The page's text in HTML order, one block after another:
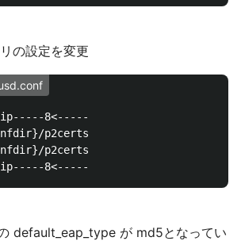
の設定を変更
8<-----
p2certs
p2certs
default_eap_type が md5となってい